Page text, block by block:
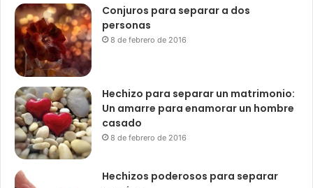
Conjuros para separar a dos
personas
8 de febrero de 2016
Hechizo para separar un matrimonio:
Un amarre para enamorar un hombre
casado
8 de febrero de 2016
Hechizos poderosos para separar